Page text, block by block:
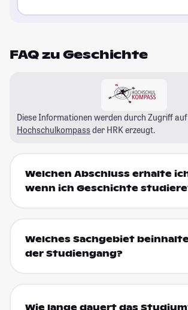
FAQ zu Geschichte
Diese Informationen werden durch Zugriff auf
Hochschulkompass der HRK erzeugt.
Welchen Abschluss erhalte
wenn ich Geschichte
Welches Sachgebiet
der Studiengang?
Wie lange dauert das